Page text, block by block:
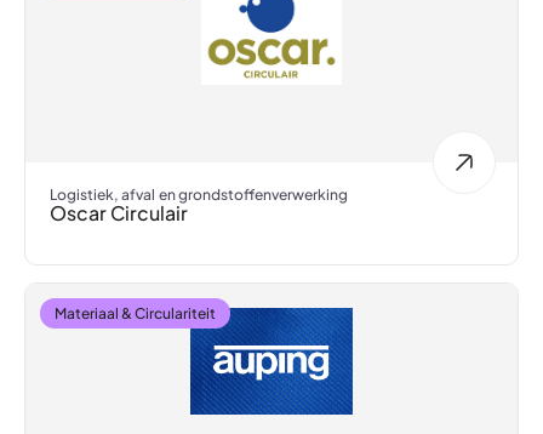
Logistiek, afval en grondstoffenverwerking
Oscar Circulair
Materiaal & Circulariteit